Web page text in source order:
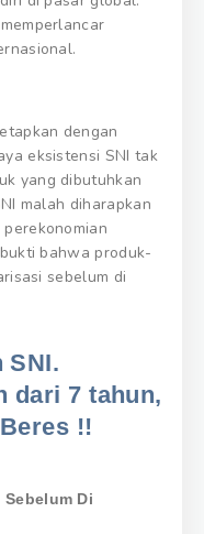
dengan
eksistensi SNI tak
yang dibutuhkan
malah diharapkan
bahwa produk-
sebelum di
SNI.
dari 7 tahun,
!!
Di